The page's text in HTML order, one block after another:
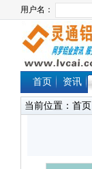
首页 资讯
当前位置： 首页